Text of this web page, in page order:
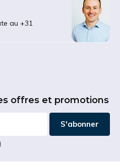
au +31
offres et promotions
S'abonner